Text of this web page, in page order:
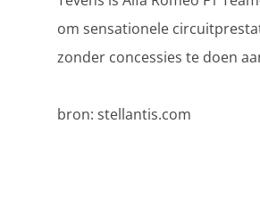
om sensationele
zonder concessies te doen
bron: stellantis.com